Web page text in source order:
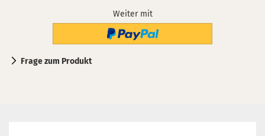
Weiter mit
Frage zum Produkt